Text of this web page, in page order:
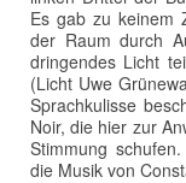
Es gab zu keinem
der Raum durch
dringendes Licht
(Licht Uwe
Sprachkulisse
Noir, die hier zur
Stimmung
die Musik von